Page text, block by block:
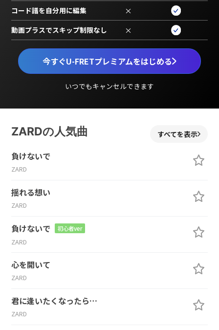
今すぐU-FRETプレミアムをはじめる
いつでもキャンセルできます
コード譜を自分用に編集 ×
動画プラスでスキップ制限なし ×
ZARDの人気曲 すべてを表示
負けないで
ZARD
揺れる想い
ZARD
負けないで 初心者ver
ZARD
心を開いて
ZARD
君に逢いたくなったら…
ZARD